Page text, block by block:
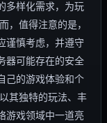
多样化需求，为玩
，值得注意的是，
谨慎考虑，并遵守
器可能存在的安全
己的游戏体验和个
其独特的玩法、丰
游戏领域中一道亮